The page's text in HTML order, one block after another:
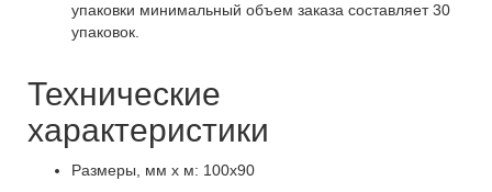
упаковки минимальный объем заказа составляет 30
упаковок.
Технические
характеристики
Размеры, мм х м: 100х90